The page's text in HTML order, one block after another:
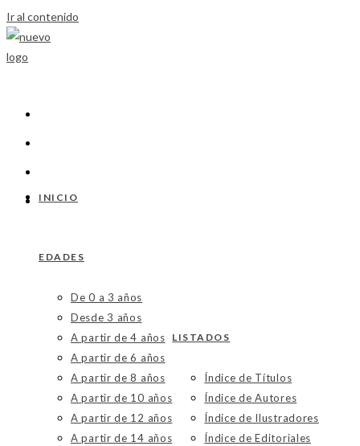
Ir al contenido
INICIO
EDADES
De 0 a 3 años
Desde 3 años
A partir de 4 años
A partir de 6 años
A partir de 8 años
A partir de 10 años
A partir de 12 años
A partir de 14 años
LISTADOS
Índice de Títulos
Índice de Autores
Índice de Ilustradores
Índice de Editoriales